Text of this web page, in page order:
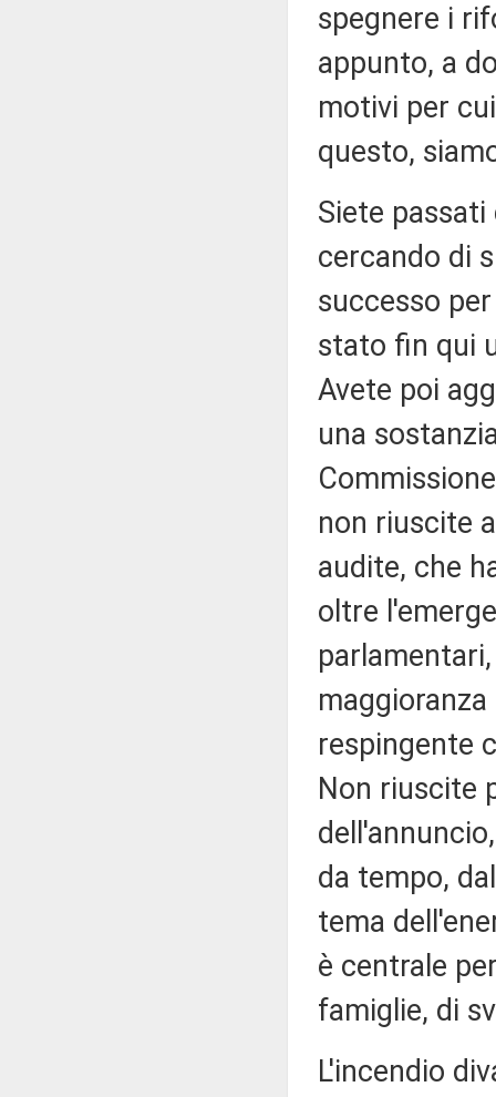
spegnere i
appunto, a
motivi per
questo,
Siete
cercando di
successo
stato fin qui
Avete poi
una
non riuscite
audite, che
oltre
respingente
Non riuscite
da tempo,
tema
è centrale
famiglie, di
L'incendio